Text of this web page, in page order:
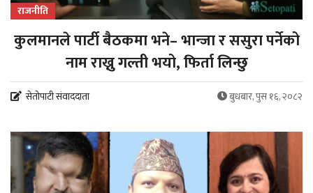
राजनीति
कुलमानले पार्टी बैठकमा भने– भान्जा र ससुरा पर्नेको
नाम राख्नु गल्ती भयो, फिर्ता लिन्छु
सेतोपाटी संवाददाता बुधबार, पुस १६, २०८२